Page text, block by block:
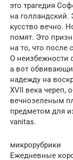
это трагедия
на
кусство вечно.
помят. Это
на то, что после
О неизбежности
а вот
надежду на
XVII века череп,
вечнозеленым
предметом для
vanitas.
микрорубрики
Ежедневные